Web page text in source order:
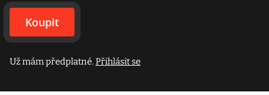
Koupit
Už mám předplatné.Přihlásit se